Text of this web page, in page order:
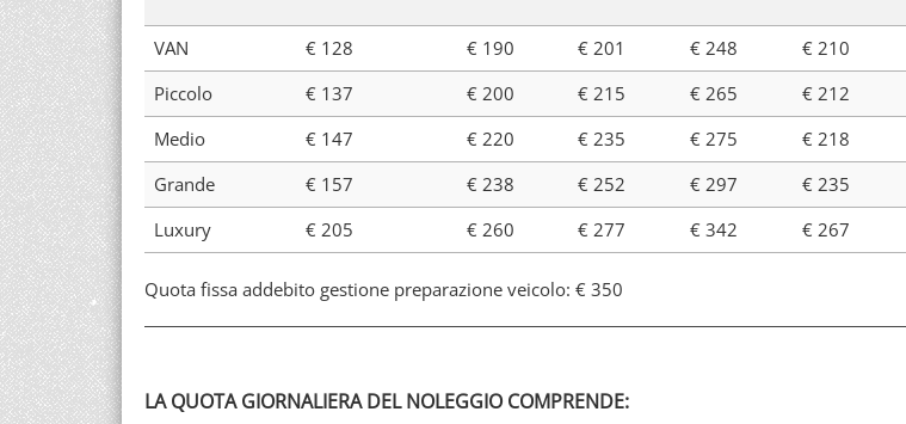
VAN € 128 € 190 € 201 € 248 € 210
Piccolo
€ 137 € 200 € 215 € 265 € 212
Medio
€ 147 € 220 € 235 € 275 € 218
Grande
€ 157 € 238 € 252 € 297 € 235
Luxury
€ 205 € 260 € 277 € 342 € 267
Quota fissa addebito gestione preparazione veicolo: € 350
LA QUOTA GIORNALIERA DEL NOLEGGIO COMPRENDE: